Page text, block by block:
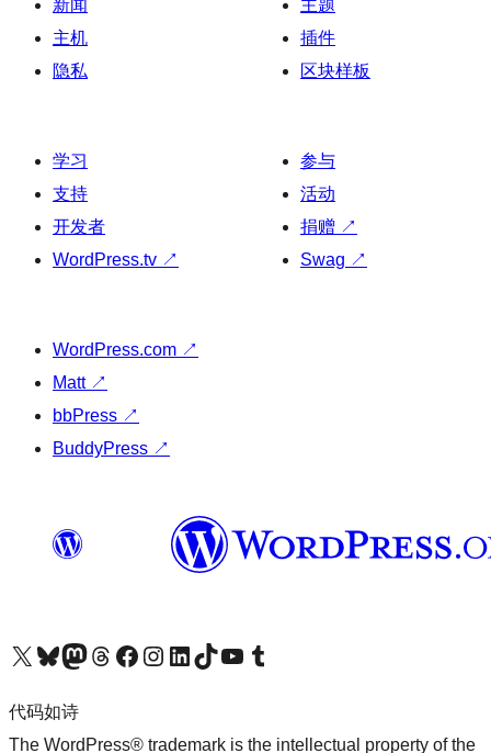
新闻
主机
隐私
主题
插件
区块样板
学习
支持
开发者
WordPress.tv ↗
参与
活动
捐赠 ↗
Swag ↗
WordPress.com ↗
Matt ↗
bbPress ↗
BuddyPress ↗
关注我们的 X（原 Twitter）账号访问我们的 Bluesky 账号关注我们的 Mastodon 账号访问我们的 Threads 账号 访问我们的 Facebook 公共主页关注我们的 Instagram 账号 关注我们的 LinkedIn 主页访问我们的 TikTok 账号访问我们的 YouTube 频道 访问我们的 Tumblr 账号
代码如诗
The WordPress® trademark is the intellectual property of the